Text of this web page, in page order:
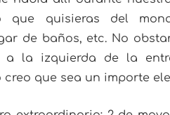
quisieras del
de baños, etc. No
la izquierda de la
que sea un importe